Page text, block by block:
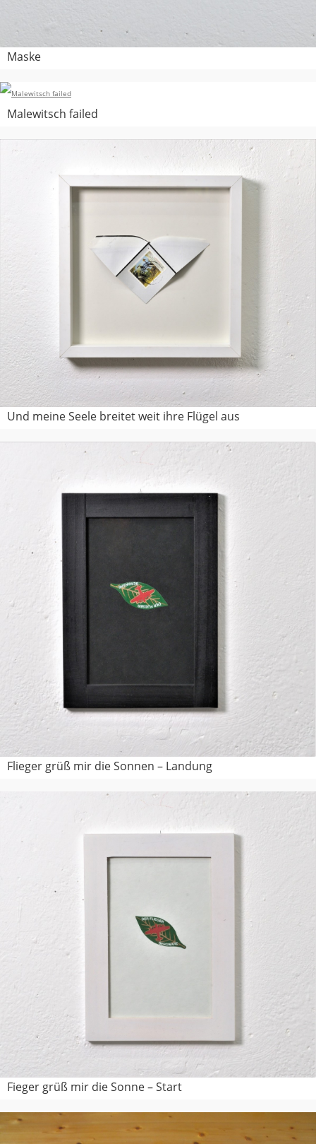
Maske
Malewitsch failed
Und meine Seele breitet weit ihre Flügel aus
Flieger grüß mir die Sonnen – Landung
Fieger grüß mir die Sonne – Start